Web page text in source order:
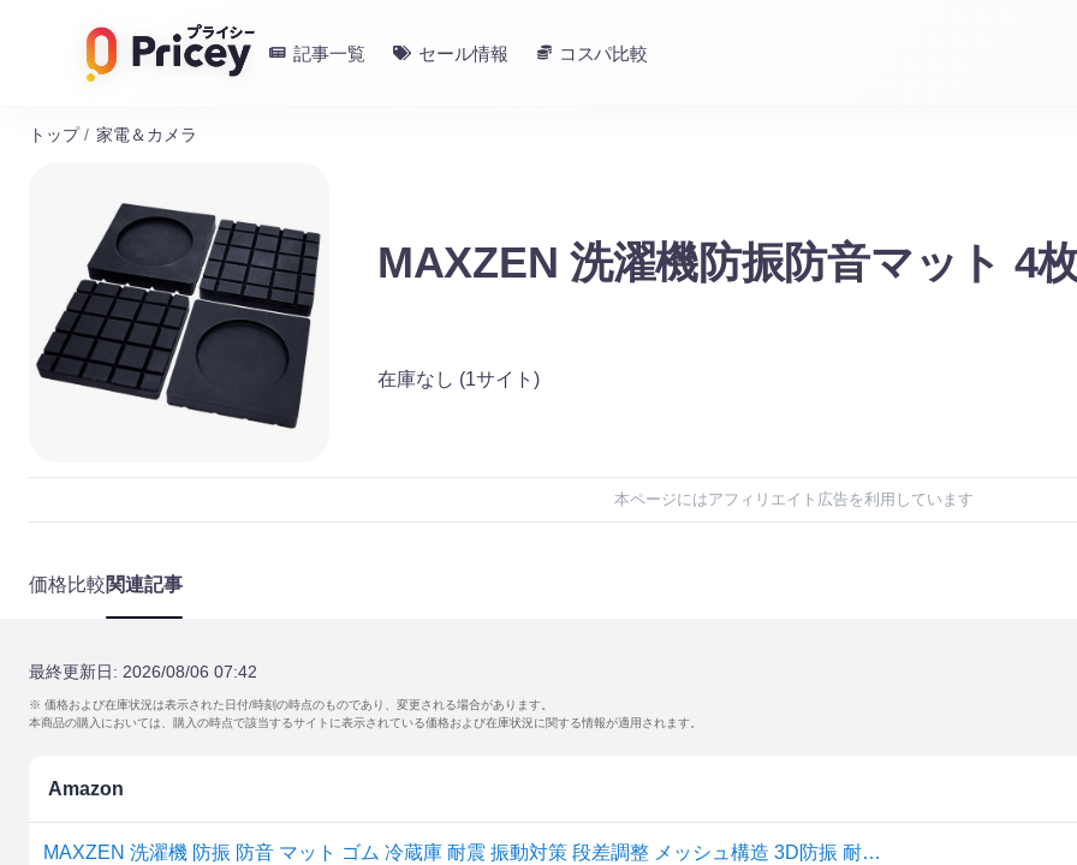
記事一覧 セール情報 コスパ比較
トップ / 家電＆カメラ
MAXZEN 洗濯機防振防音マット 4
在庫なし (1サイト)
本ページにはアフィリエイト広告を利用しています
価格比較関連記事
最終更新日: 2026/08/06 07:42
※ 価格および在庫状況は表示された日付/時刻の時点のものであり、変更される場合があります。
本商品の購入においては、購入の時点で該当するサイトに表示されている価格および在庫状況に関する情報が適用されます。
Amazon
MAXZEN 洗濯機 防振 防音 マット ゴム 冷蔵庫 耐震 振動対策 段差調整 メッシュ構造 3D防振 耐荷重200kg 4枚セット 接着不要 JWM-S4 マクスゼン